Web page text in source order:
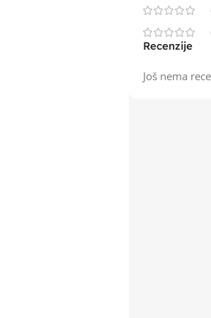
Recenzije
Još nema